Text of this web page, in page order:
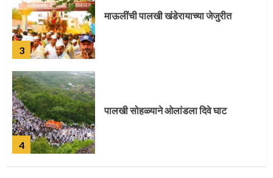
4
पालखी सोहळ्याने ओलांडला दिवे घाट
5
पुणेकरांकडून पालख्यांचे उत्साही स्वागत